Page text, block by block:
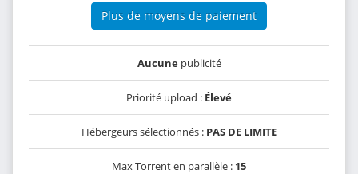
Plus de moyens de paiement
Aucunepublicité
Priorité upload : Élevé
Hébergeurs sélectionnés : PAS DE LIMITE
Max Torrent en parallèle : 15